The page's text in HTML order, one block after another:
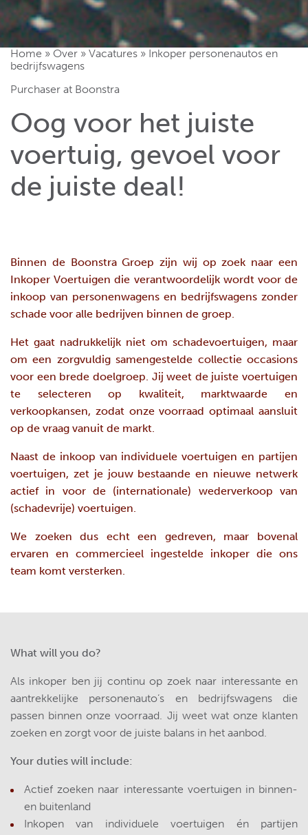
Home » Over » Vacatures » Inkoper personenautos en
bedrijfswagens
Purchaser at Boonstra
Oog voor het juiste
voertuig, gevoel voor
de juiste deal!
Binnen de Boonstra Groep zijn wij op zoek naar een
Inkoper Voertuigen die verantwoordelijk wordt voor de
inkoop van personenwagens en bedrijfswagens zonder
schade voor alle bedrijven binnen de groep.
Het gaat nadrukkelijk niet om schadevoertuigen, maar
om een zorgvuldig samengestelde collectie occasions
voor een brede doelgroep. Jij weet de juiste voertuigen
te selecteren op kwaliteit, marktwaarde en
verkoopkansen, zodat onze voorraad optimaal aansluit
op de vraag vanuit de markt.
Naast de inkoop van individuele voertuigen en partijen
voertuigen, zet je jouw bestaande en nieuwe netwerk
actief in voor de (internationale) wederverkoop van
(schadevrije) voertuigen.
We zoeken dus echt een gedreven, maar bovenal
ervaren en commercieel ingestelde inkoper die ons
team komt versterken.
What will you do?
Als inkoper ben jij continu op zoek naar interessante en
aantrekkelijke personenauto’s en bedrijfswagens die
passen binnen onze voorraad. Jij weet wat onze klanten
zoeken en zorgt voor de juiste balans in het aanbod.
Your duties will include:
Actief zoeken naar interessante voertuigen in binnen-
en buitenland
Inkopen van individuele voertuigen én partijen